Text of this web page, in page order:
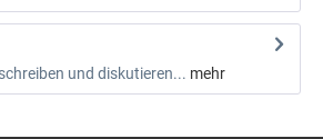
und diskutieren... mehr